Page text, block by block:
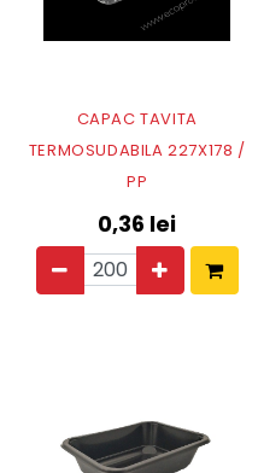
CAPAC TAVITA
TERMOSUDABILA 227X178 /
PP
0,36 lei